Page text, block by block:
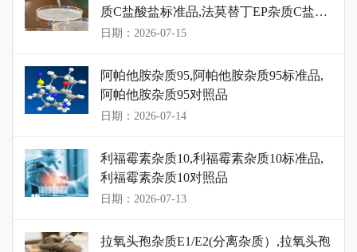
质C盐酸盐标准品,法莫替丁EP杂质C盐酸
盐对照品
日期：2026-07-15
阿帕他胺杂质95,阿帕他胺杂质95标准品,
阿帕他胺杂质95对照品
日期：2026-07-14
利福霉素杂质10,利福霉素杂质10标准品,
利福霉素杂质10对照品
日期：2026-07-13
拉氧头孢杂质E1/E2(分离杂质）,拉氧头孢